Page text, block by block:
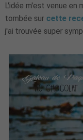
L'idée m'est venue en
tombée sur cette
j'ai trouvée super